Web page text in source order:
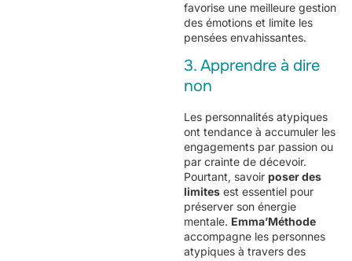
favorise une meilleure gestion
des émotions et limite les
pensées envahissantes.
3. Apprendre à dire
non
Les personnalités atypiques
ont tendance à accumuler les
engagements par passion ou
par crainte de décevoir.
Pourtant, savoir poser des
limites est essentiel pour
préserver son énergie
mentale. Emma’Méthode
accompagne les personnes
atypiques à travers des